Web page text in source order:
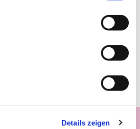
Details zeigen